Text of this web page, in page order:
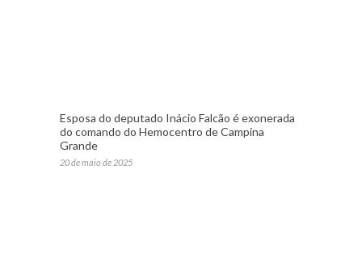
Esposa do deputado Inácio Falcão é exonerada
do comando do Hemocentro de Campina
Grande
20 de maio de 2025